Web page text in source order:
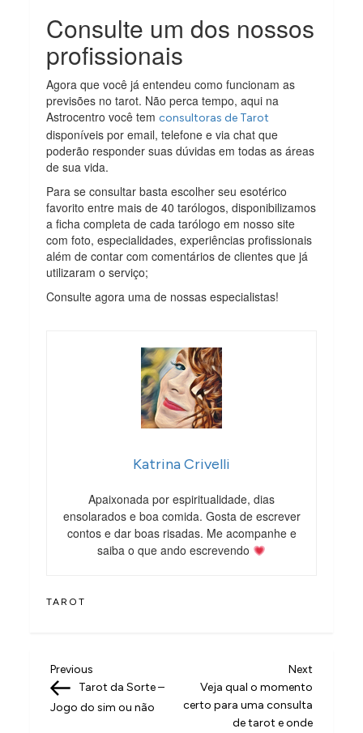
Consulte um dos nossos
profissionais
Agora que você já entendeu como funcionam as
previsões no tarot. Não perca tempo, aqui na
Astrocentro você temconsultoras de Tarot
disponíveis por email, telefone e via chat que
poderão responder suas dúvidas em todas as áreas
de sua vida.
Para se consultar basta escolher seu esotérico
favorito entre mais de 40 tarólogos, disponibilizamos
a ficha completa de cada tarólogo em nosso site
com foto, especialidades, experiências profissionais
além de contar com comentários de clientes que já
utilizaram o serviço;
Consulte agora uma de nossas especialistas!
Katrina Crivelli
Apaixonada por espiritualidade, dias
ensolarados e boa comida. Gosta de escrever
contos e dar boas risadas. Me acompanhe e
saiba o que ando escrevendo
TAROT
N
a
Previous
Post
Previous
Tarot da Sorte –
Jogo do sim ou não
Next
Post
Next
Veja qual o momento
certo para uma consulta
de tarot e onde